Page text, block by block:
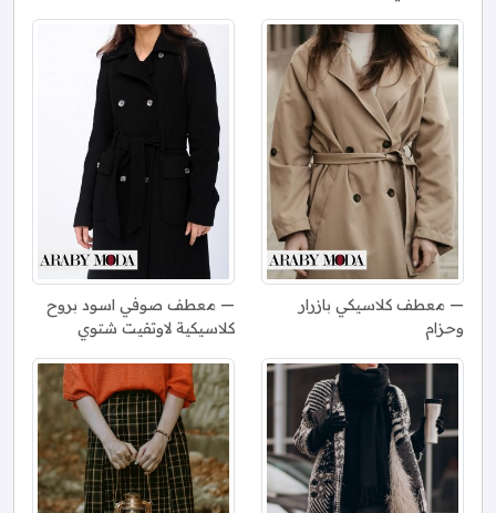
معطف كلاسيكي بازرار
وحزام
معطف صوفي اسود بروح
كلاسيكية لاوتفيت شتوي